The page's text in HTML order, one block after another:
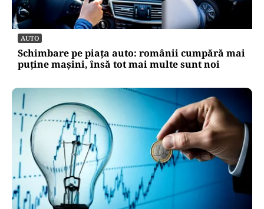
AUTO
Schimbare pe piața auto: românii cumpără mai
puține mașini, însă tot mai multe sunt noi